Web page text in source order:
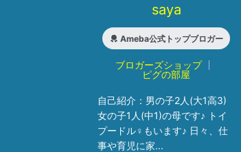
saya
Ameba公式トップブロガー
ブロガーズショップ
ピグの部屋
自己紹介： 男の子2人(大1高3)
女の子1人(中1)の母です♪ トイ
プードル♀もいます♪ 日々、仕
事や育児に家...